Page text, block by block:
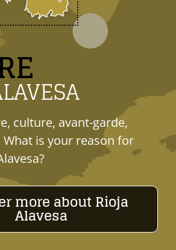
culture, avant-garde,
is your reason for
more about Rioja
Alavesa